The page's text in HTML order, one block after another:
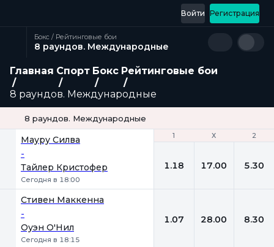
Регистрация
Войти
Бокс / Рейтинговые бои
8 раундов. Международные
Главная Спорт Бокс Рейтинговые бои
8 раундов. Международные
8 раундов. Международные
1 Х 2
Мауру Силва
-
Тайлер Кристофер
Сегодня в 18:00
1 Х 2
1.18 17.00 5.30
Стивен Маккенна
-
Оуэн О'Нил
Сегодня в 18:15
1.07 28.00 8.30